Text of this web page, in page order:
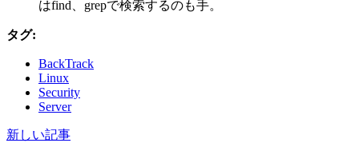
はfind、grepで検索するのも手。
タグ:
BackTrack
Linux
Security
Server
新しい記事